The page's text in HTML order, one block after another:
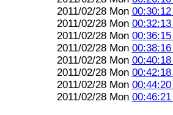
2011/02/28 Mon 00:30:12
2011/02/28 Mon 00:32:13
2011/02/28 Mon 00:36:15
2011/02/28 Mon 00:38:16
2011/02/28 Mon 00:40:18
2011/02/28 Mon 00:42:18
2011/02/28 Mon 00:44:20
2011/02/28 Mon 00:46:21